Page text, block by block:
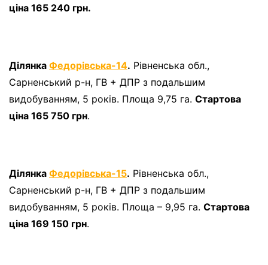
ціна 165 240 грн.
Ділянка Федорівська-14. Рівненська обл.,
Сарненський р-н, ГВ + ДПР з подальшим
видобуванням, 5 років. Площа 9,75 га. Стартова
ціна 165 750 грн.
Ділянка Федорівська-15. Рівненська обл.,
Сарненський р-н, ГВ + ДПР з подальшим
видобуванням, 5 років. Площа – 9,95 га. Стартова
ціна 169 150 грн.